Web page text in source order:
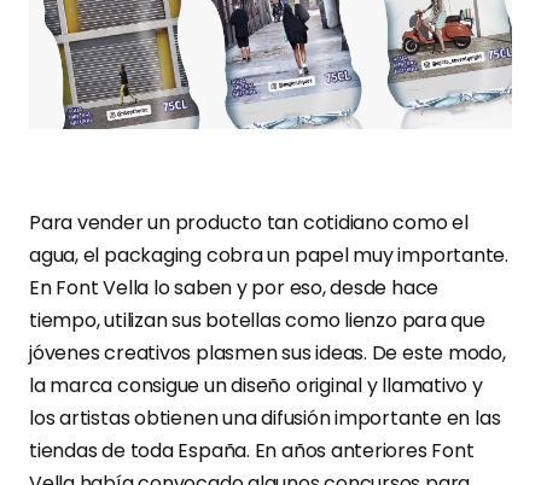
Para vender un producto tan cotidiano como el
agua, el packaging cobra un papel muy importante.
En Font Vella lo saben y por eso, desde hace
tiempo, utilizan sus botellas como lienzo para que
jóvenes creativos plasmen sus ideas. De este modo,
la marca consigue un diseño original y llamativo y
los artistas obtienen una difusión importante en las
tiendas de toda España. En años anteriores Font